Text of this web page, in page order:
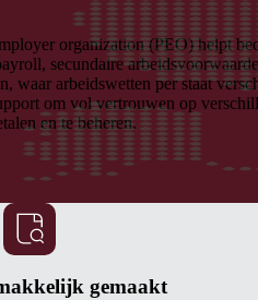
organization (PEO) helpt
secundaire
waar arbeidswetten per staat
om vol vertrouwen op
en te beheren.
gemaakt